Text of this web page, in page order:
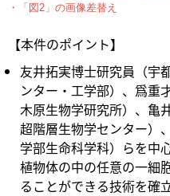
・「図2」の画像差替え
【本件のポイント】
友井拓実博士研究員（宇
ンター・工学部）、爲重
木原生物学研究所）、亀
超階層生物学センター）
学部生命科学科）らを中
植物体の中の任意の一細
ることができる技術を確立